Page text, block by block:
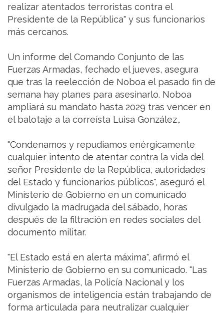
realizar atentados terroristas contra el
Presidente de la República" y sus funcionarios
más cercanos.
Un informe del Comando Conjunto de las
Fuerzas Armadas, fechado el jueves, asegura
que tras la reelección de Noboa el pasado fin de
semana hay planes para asesinarlo. Noboa
ampliará su mandato hasta 2029 tras vencer en
el balotaje a la correísta Luisa González,.
"Condenamos y repudiamos enérgicamente
cualquier intento de atentar contra la vida del
señor Presidente de la República, autoridades
del Estado y funcionarios públicos", aseguró el
Ministerio de Gobierno en un comunicado
divulgado la madrugada del sábado, horas
después de la filtración en redes sociales del
documento militar.
"El Estado está en alerta máxima", afirmó el
Ministerio de Gobierno en su comunicado. "Las
Fuerzas Armadas, la Policía Nacional y los
organismos de inteligencia están trabajando de
forma articulada para neutralizar cualquier